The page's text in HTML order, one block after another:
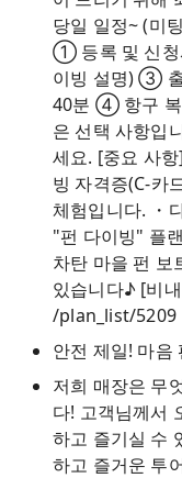
당일 일정~ (미
① 등록 및 신청
이빙 설명) ③
40분 ④ 항구 복
은 선택 사항입
세요. [중요 사
빙 자격증(C-카
체험입니다. ・
"펀 다이빙" 플
차탄 마을 펀 보
있습니다♪ [비
/plan_list/5209
안전 제일! 마음
저희 매장은 무
다! 고객님께서
하고 즐기실 수
하고 즐거운 투